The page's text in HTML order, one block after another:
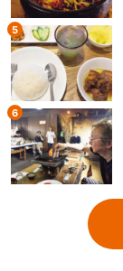
5
6